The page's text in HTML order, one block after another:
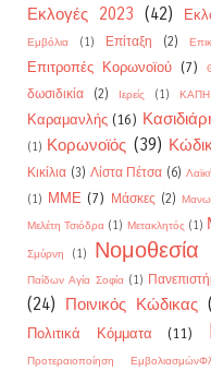
Εκλογές 2023 (42)
Εμβόλια (1) Επίταξη (2)
Επιτροπές Κορωνοϊού (7)
δωσιδικία
(2) Ιερείς (1) ΚΑΠΗ
Καραμανλής (16)
(1) Κορωνοϊός (39)
Κικίλια (3) Λίστα Πέτσα (6)
(1)
ΜΜΕ (7) Μάσκες (2)
Μελέτη Τσιόδρα (1) Μετακλητός (1)
Σμύρνη (1) Νομοθεσία
Παίδων Αγία Σοφία (1)
(24)
Ποινικός Κώδικας
Πολιτικά Κόμματα (11)
Προτεραιοποίηση